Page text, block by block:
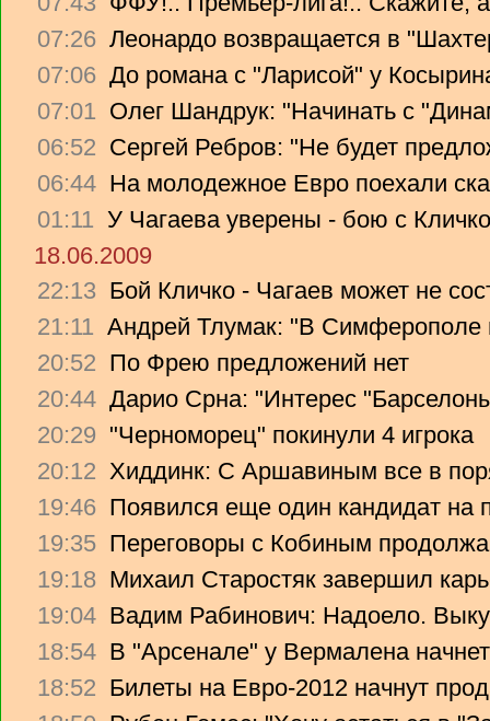
07:26 Леонардо возвращается в
07:06 До романа с "Ларисой" у
07:01 Олег Шандрук: "Начинать с
06:52 Сергей Ребров: "Не будет
06:44 На молодежное Евро поехали
01:11 У Чагаева уверены - бою с
18.06.2009
22:13 Бой Кличко - Чагаев может не
21:11 Андрей Тлумак: "В Симферополе
20:52 По Фрею предложений нет
20:44 Дарио Срна: "Интерес
20:29 "Черноморец" покинули 4 игрока
20:12 Хиддинк: С Аршавиным все в
19:46 Появился еще один кандидат на
19:35 Переговоры с Кобиным
19:18 Михаил Старостяк завершил
19:04 Вадим Рабинович: Надоело.
18:54 В "Арсенале" у Вермалена
18:52 Билеты на Евро-2012 начнут